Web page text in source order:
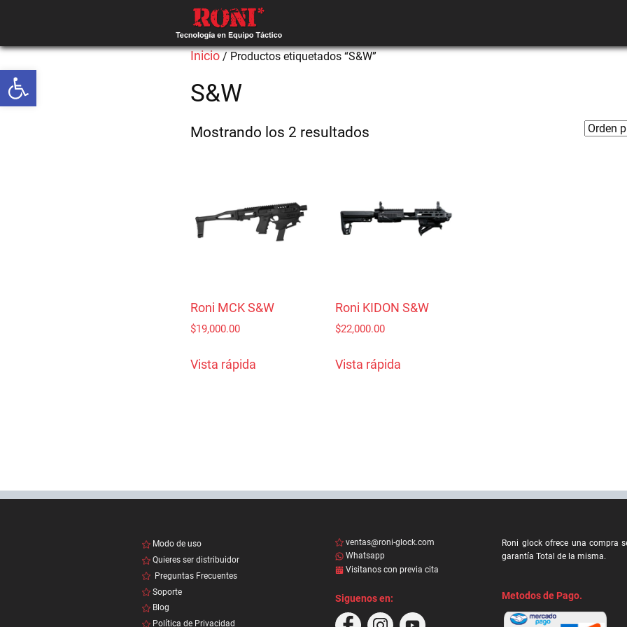
Abrir barra de herramientas
Inicio / Productos etiquetados “S&W”
S&W
Mostrando los 2 resultados
Roni MCK S&W
$19,000.00
Vista rápida
Roni KIDON S&W
$22,000.00
Vista rápida
Modo de uso
Quieres ser distribuidor
Preguntas Frecuentes
Soporte
Blog
Política de Privacidad
ventas@roni-glock.com
Whatsapp
Visitanos con previa cita
Siguenos en:
Roni glock ofrece una compra
garantía Total de la misma.
Metodos de Pago.